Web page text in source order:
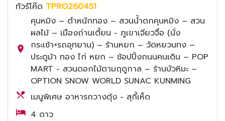
ทัวร์โค๊ด TPRO260451
คุนหมิง – ตำหนักทอง – สวนน้ำตกคุนหมิง – สวน
ผลไม้ – เมืองถ่านเตี้ยน - ภูเขาเจียวจื่อ (นั่ง
กระเช้า+รถอุทยาน) – ร้านหยก – วัดหยวนทง –
ประตูม้า ทอง ไก่ หยก – ช้อปปิ้งถนนคนเดิน – POP
MART - สวนดอกไม้ตามฤดูกาล – ร้านบัวหิมะ –
OPTION SNOW WORLD SUNAC KUNMING
เมนูพิเศษ อาหารกวางตุ้ง - สุกี้เห็ด
4 ดาว